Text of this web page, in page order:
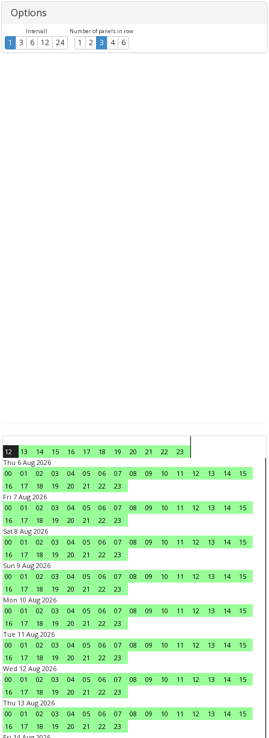
Options
Intervall
1 3 6 12 24
Number of panels in row
1 2 3 4 6
12 13 14 15 16 17 18 19 20 21 22
23
Thu 6 Aug 2026
00
01 02 03 04 05 06 07 08 09 10 11 12 13 14
15
16
17 18 19 20 21 22
23
Fri 7 Aug 2026
00
01 02 03 04 05 06 07 08 09 10 11 12 13 14
15
16
17 18 19 20 21 22
23
Sat 8 Aug 2026
00
01 02 03 04 05 06 07 08 09 10 11 12 13 14
15
16
17 18 19 20 21 22
23
Sun 9 Aug 2026
00
01 02 03 04 05 06 07 08 09 10 11 12 13 14
15
16
17 18 19 20 21 22
23
Mon 10 Aug 2026
00
01 02 03 04 05 06 07 08 09 10 11 12 13 14
15
16
17 18 19 20 21 22
23
Tue 11 Aug 2026
00
01 02 03 04 05 06 07 08 09 10 11 12 13 14
15
16
17 18 19 20 21 22
23
Wed 12 Aug 2026
00
01 02 03 04 05 06 07 08 09 10 11 12 13 14
15
16
17 18 19 20 21 22
23
Thu 13 Aug 2026
00
01 02 03 04 05 06 07 08 09 10 11 12 13 14
15
16
17 18 19 20 21 22
23